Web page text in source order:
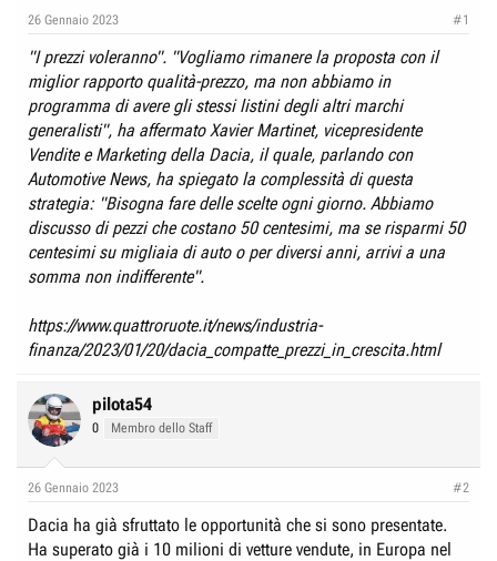
e
i
s
c
u
s
s
i
o
n
z
i
o
26 Gennaio 2023 #1
"I prezzi voleranno". "Vogliamo rimanere la proposta con il
miglior rapporto qualità-prezzo, ma non abbiamo in
programma di avere gli stessi listini degli altri marchi
generalisti", ha affermato Xavier Martinet, vicepresidente
Vendite e Marketing della Dacia, il quale, parlando con
Automotive News, ha spiegato la complessità di questa
strategia: "Bisogna fare delle scelte ogni giorno. Abbiamo
discusso di pezzi che costano 50 centesimi, ma se risparmi 50
centesimi su migliaia di auto o per diversi anni, arrivi a una
somma non indifferente".
https://www.quattroruote.it/news/industria-
finanza/2023/01/20/dacia_compatte_prezzi_in_crescita.html
pilota54
0 Membro dello Staff
26 Gennaio 2023 #2
Dacia ha già sfruttato le opportunità che si sono presentate.
Ha superato già i 10 milioni di vetture vendute, in Europa nel